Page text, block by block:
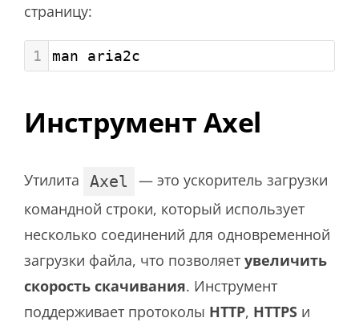
страницу:
1 man aria2c
Инструмент Axel
Утилита Axel
— это ускоритель загрузки
командной строки, который использует
несколько соединений для одновременной
загрузки файла, что позволяет увеличить
скорость скачивания. Инструмент
поддерживает протоколы HTTP, HTTPS и